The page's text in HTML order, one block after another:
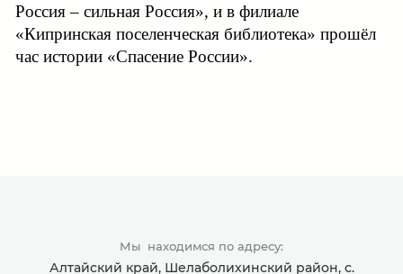
Россия – сильная Россия», и в филиале
«Кипринская поселенческая библиотека» прошёл
час истории «Спасение России».
Мы находимся по адресу:
Алтайский край, Шелаболихинский район, с.